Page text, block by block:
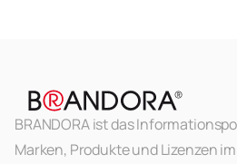
BRANDORA ist das
Marken, Produkte und Lizenzen